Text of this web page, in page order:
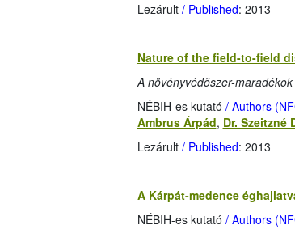
Lezárult/ Published: 2013
Nature of the field-to-field
A növényvédőszer-
NÉBIH-es kutató / Authors
Ambrus Árpád, Dr. Szeitzné
Lezárult/ Published: 2013
A Kárpát-medence
NÉBIH-es kutató / Authors